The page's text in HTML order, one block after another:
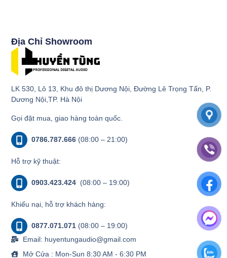
Địa Chỉ Showroom
LK 530, Lô 13, Khu đô thị Dương Nội, Đường Lê Trọng Tấn, P.
Dương Nội,TP. Hà Nội
Gọi đặt mua, giao hàng toàn quốc.
0786.787.666 (08:00 – 21:00)
Hỗ trợ kỹ thuật:
0903.423.424 (08:00 – 19:00)
Khiếu nại, hỗ trợ khách hàng:
0877.071.071 (08:00 – 19:00)
Email: huyentungaudio@gmail.com
Mở Cửa : Mon-Sun 8:30 AM - 6:30 PM